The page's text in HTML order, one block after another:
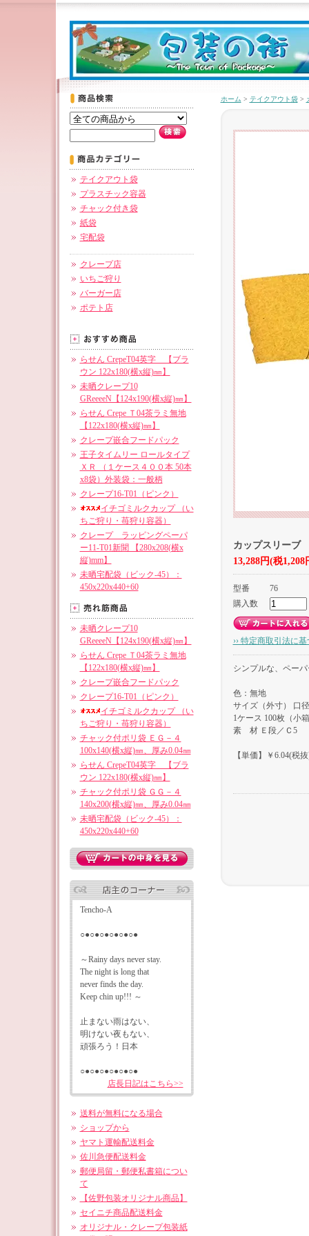
テイクアウト袋
プラスチック容器
チャック付き袋
紙袋
宅配袋
クレープ店
いちご狩り
バーガー店
ポテト店
らせん CrepeT04英字 【ブラ
ウン 122x180(横x縦)㎜】
未晒クレープ10
GReeeeN【124x190(横x縦)㎜】
らせん Crepe Ｔ04茶ラミ無地
【122x180(横x縦)㎜】
クレープ嵌合フードパック
王子タイムリー ロールタイプ
ＸＲ （１ケース４００本 50本
x8袋）外装袋：一般柄
クレープ16-T01（ピンク）
イチゴミルクカップ （い
ちご狩り・苺狩り容器）
クレープ ラッピングペーパ
ー11-T01新聞 【280x208(横x
縦)mm】
未晒宅配袋（ビック-45）：
450x220x440+60
未晒クレープ10
GReeeeN【124x190(横x縦)㎜】
らせん Crepe Ｔ04茶ラミ無地
【122x180(横x縦)㎜】
クレープ嵌合フードパック
クレープ16-T01（ピンク）
イチゴミルクカップ （い
ちご狩り・苺狩り容器）
チャック付ポリ袋 ＥＧ－４
100x140(横x縦)㎜、厚み0.04㎜
らせん CrepeT04英字 【ブラ
ウン 122x180(横x縦)㎜】
チャック付ポリ袋 ＧＧ－４
140x200(横x縦)㎜、厚み0.04㎜
未晒宅配袋（ビック-45）：
450x220x440+60
Tencho-A
○●○●○●○●○●○●
～Rainy days never stay.
The night is long that
never finds the day.
Keep chin up!!! ～
止まない雨はない、
明けない夜もない、
頑張ろう！日本
○●○●○●○●○●○●
店長日記はこちら>>
送料が無料になる場合
ショップから
ヤマト運輸配送料金
佐川急便配送料金
郵便局留・郵便私書箱につい
て
【佐野包装オリジナル商品】
セイニチ商品配送料金
オリジナル・クレープ包装紙
ホーム > テイクアウト袋>
カップスリーブ
13,288円(税1,208
型番
76
購入数
›› 特定商取引法に
シンプルな、ペー
色：無地
サイズ（外寸） 口
1ケース 100枚（小
素 材 Ｅ段／Ｃ5
【単価】￥6.04(税